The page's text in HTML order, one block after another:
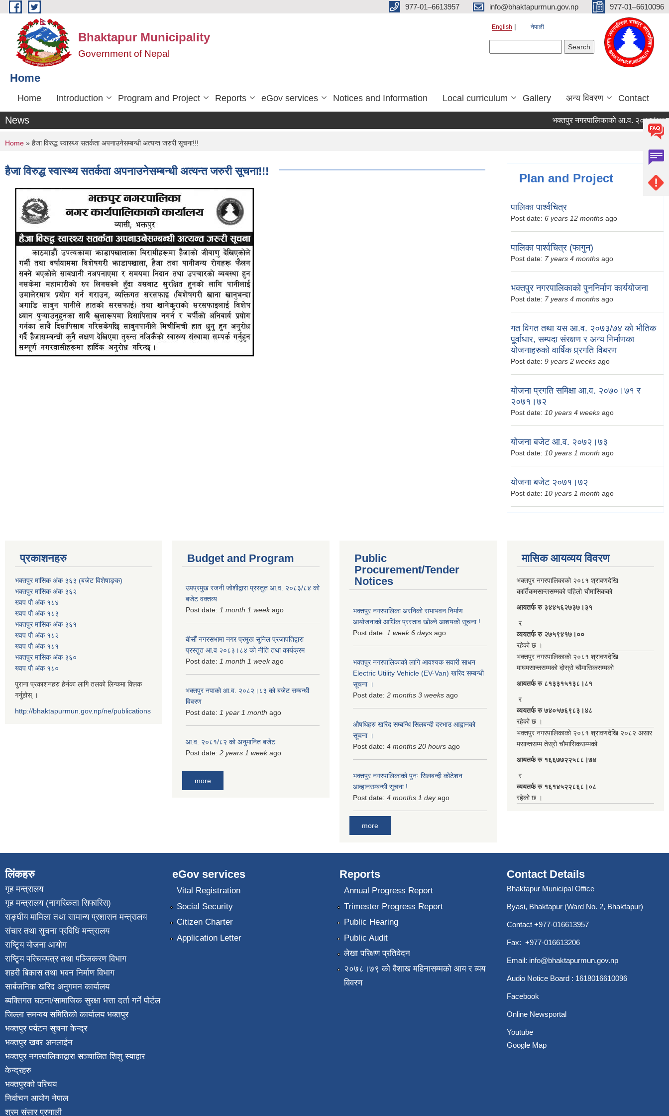
Skip to main content 977-01–6613957 info@bhaktapurmun.gov.np 977-01–6610096
Bhaktapur Municipality
Government of Nepal
English नेपाली
Home
Home Introduction Program and Project Reports eGov services Notices and Information Local curriculum Gallery अन्य विवरण Contact
News भक्तपुर नगरपालिकाको आ.व. २०८३/८४ को
You are here
Home » हैजा विरुद्ध स्वास्थ्य सतर्कता अपनाउनेसम्बन्धी अत्यन्त जरुरी सूचना!!!
हैजा विरुद्ध स्वास्थ्य सतर्कता अपनाउनेसम्बन्धी अत्यन्त जरुरी सूचना!!!
Plan and Project
पालिका पार्श्वचित्र
Post date: 6 years 12 months ago
पालिका पार्श्वचित्र (फागुन)
Post date: 7 years 4 months ago
भक्तपुर नगरपालिकाको पुननिर्माण कार्ययोजना
Post date: 7 years 4 months ago
गत विगत तथा यस आ.व. २०७३/७४ को भौतिक
पूूर्वाधार, सम्पदा संरक्षण र अन्य निर्माणका
योजनाहरुको वार्षिक प्र्रगति विबरण
Post date: 9 years 2 weeks ago
योजना प्रगति समिक्षा आ.व. २०७०।७१ र
२०७१।७२
Post date: 10 years 4 weeks ago
योजना बजेट आ.व. २०७२।७३
Post date: 10 years 1 month ago
योजना बजेट २०७१।७२
Post date: 10 years 1 month ago
प्रकाशनहरु
भक्तपुर मासिक अंक ३६३ (बजेट विशेषाङ्क)
भक्तपुर मासिक अंक ३६२
ख्वप पौ अंक १८४
ख्वप पौ अंक १८३
भक्तपुर मासिक अंक ३६१
ख्वप पौ अंक १८२
ख्वप पौ अंक १८१
भक्तपुर मासिक अंक ३६०
ख्वप पौ अंक १८०
पुराना प्रकाशनहरु हेर्नका लागि तलको लिन्कमा क्लिक
गर्नुहोस् ।
http://bhaktapurmun.gov.np/ne/publications
Budget and Program
उपप्रमुख रजनी जोशीद्वारा प्रस्तुत आ.व. २०८३/८४ को
बजेट वक्तव्य
Post date: 1 month 1 weekago
बीसौं नगरसभामा नगर प्रमुख सुनिल प्रजापतिद्वारा
प्रस्तुत आ.व‍ २०८३।८४ को नीति तथा कार्यक्रम
Post date: 1 month 1 weekago
भक्तपुर नपाको आ.व. २०८२।८३ को बजेट सम्बन्धी
विवरण
Post date: 1 year 1 month ago
आ.व. २०८१/८२ को अनुमानित बजेट
Post date: 2 years 1 weekago
more
Public
Procurement/Tender
Notices
भक्तपुर नगरपालिका अरनिको सभाभवन निर्माण
आयोजनाको आर्थिक प्रस्ताव खोल्ने आशयको सूचना !
Post date: 1 week 6 days ago
भक्तपुर नगरपालिकाकाे लागि आवश्यक सवारी साधन
Electric Utility Vehicle (EV-Van) खरिद सम्बन्धी
सूचना ।
Post date: 2 months 3 weeks ago
औषधिहरु खरिद सम्बन्धि सिलबन्दी दरभाउ आह्वानको
सूचना ।
Post date: 4 months 20 hours ago
भक्तपुर नगरपालिकाको पुनः सिलबन्दी कोटेशन
आव्हानसम्बन्धी सूचना !
Post date: 4 months 1 dayago
more
मासिक आयव्यय विवरण
भक्तपुर नगरपालिकाको २०८१ श्रावणदेखि
कार्तिकमसान्तसम्मको पहिलो चौमासिकको
आयतर्फ रु‌ ३४४५६२७३७।३१
र
व्ययतर्फ रु २७५९४१७।००
रहेको छ ।
भक्तपुर नगरपालिकाको २०८१ श्रावणदेखि
माघमसान्तसम्मको दोस्रो चौमासिकसम्मको
आयतर्फ रु‌ ८१३३१५१३८।८१
र
व्ययतर्फ रु ७४०५७६९८३।४८
रहेको छ ।
भक्तपुर नगरपालिकाको २०८१ श्रावणदेखि २०८२ असार
मसान्तसम्म तेस्रो चौमासिकसम्मको
आयतर्फ रु‌ १६६७७२२५८८।७४
र
व्ययतर्फ रु १६१४५२२८६८।०८
रहेको छ ।
लिंकहरु
गृह मन्त्रालय
गृह मन्त्रालय (नागरिकता सिफारिस)
सङ्घीय मामिला तथा सामान्य प्रशासन मन्त्रालय
संचार तथा सुचना प्रविधि मन्त्रालय
राष्टि्ृय योजना आयोग
राष्टि्ृय परिचयपत्र तथा पञ्जिकरण विभाग
शहरी बिकास तथा भवन निर्माण विभाग
सार्बजनिक खरिद अनुगमन कार्यालय
ब्यक्तिगत घटना/सामाजिक सुरक्षा भत्ता दर्ता गर्ने पोर्टल
जिल्ला समन्वय समितिको कार्यालय भक्तपुर
भक्तपुर पर्यटन सुचना केन्द्र
भक्तपुर खबर अनलाईन
भक्तपुर नगरपालिकाद्वारा सञ्चालित शिशु स्याहार
केन्द्रहरु
भक्तपुरकाे परिचय
निर्वाचन आयोग नेपाल
श्रम संसार प्रणाली
eGov services
Vital Registration
Social Security
Citizen Charter
Application Letter
Reports
Annual Progress Report
Trimester Progress Report
Public Hearing
Public Audit
लेखा परिक्षण प्रतिवेदन
२०७८।७९ को वैशाख महिनासम्मको आय र व्यय
विवरण
Contact Details
Bhaktapur Municipal Office
Byasi, Bhaktapur (Ward No. 2, Bhaktapur)
Contact +977-016613957
Fax: +977-016613206
Email: info@bhaktapurmun.gov.np
Audio Notice Board : 1618016610096
Facebook
Online Newsportal
Youtube
Google Map